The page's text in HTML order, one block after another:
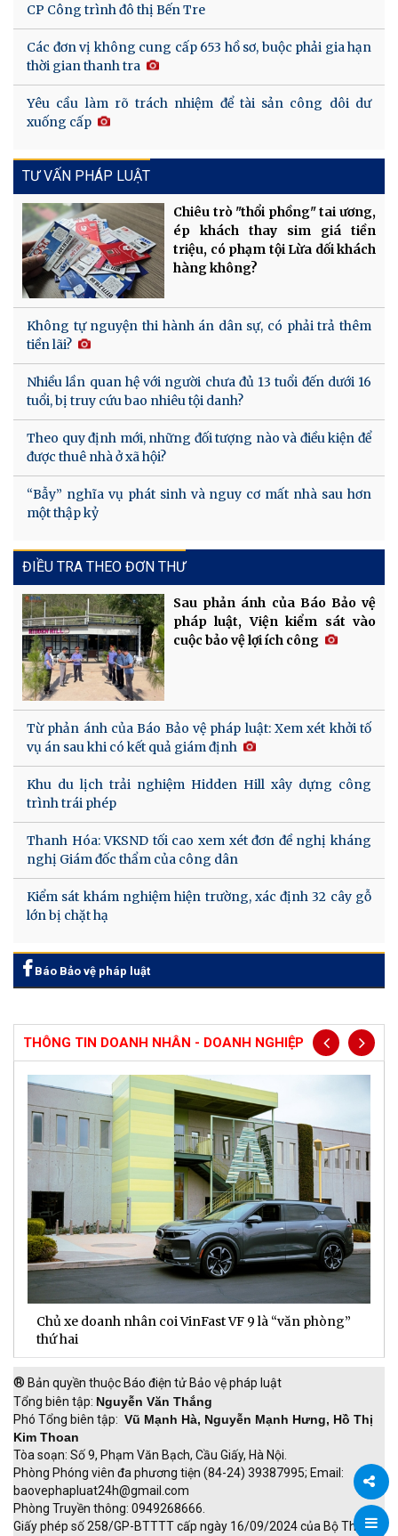
Chia
CP Công trình đô thị Bến Tre
Các đơn vị không cung cấp 653 hồ sơ, buộc phải gia hạn
thời gian thanh tra
Yêu cầu làm rõ trách nhiệm để tài sản công dôi dư
xuống cấp
TƯ VẤN PHÁP LUẬT
Chiêu trò "thổi phồng" tai ương,
ép khách thay sim giá tiền
triệu, có phạm tội Lừa dối khách
hàng không?
Không tự nguyện thi hành án dân sự, có phải trả thêm
tiền lãi?
Nhiều lần quan hệ với người chưa đủ 13 tuổi đến dưới 16
tuổi, bị truy cứu bao nhiêu tội danh?
Theo quy định mới, những đối tượng nào và điều kiện để
được thuê nhà ở xã hội?
“Bẫy” nghĩa vụ phát sinh và nguy cơ mất nhà sau hơn
một thập kỷ
ĐIỀU TRA THEO ĐƠN THƯ
Sau phản ánh của Báo Bảo vệ
pháp luật, Viện kiểm sát vào
cuộc bảo vệ lợi ích công
Từ phản ánh của Báo Bảo vệ pháp luật: Xem xét khởi tố
vụ án sau khi có kết quả giám định
Khu du lịch trải nghiệm Hidden Hill xây dựng công
trình trái phép
Thanh Hóa: VKSND tối cao xem xét đơn đề nghị kháng
nghị Giám đốc thẩm của công dân
Kiểm sát khám nghiệm hiện trường, xác định 32 cây gỗ
lớn bị chặt hạ
Báo Bảo vệ pháp luật
THÔNG TIN DOANH NHÂN - DOANH NGHIỆP
Chủ xe doanh nhân coi VinFast VF 9 là “văn phòng”
thứ hai
® Bản quyền thuộc Báo điện tử Bảo vệ pháp luật
Tổng biên tập: Nguyễn Văn Thắng
Phó Tổng biên tập: Vũ Mạnh Hà, Nguyễn Mạnh Hưng, Hồ Thị
Kim Thoan
Tòa soạn: Số 9, Phạm Văn Bạch, Cầu Giấy, Hà Nội.
Phòng Phóng viên đa phương tiện (84-24) 39387995; Email:
baovephapluat24h@gmail.com
Phòng Truyền thông: 0949268666.
Giấy phép số 258/GP-BTTTT cấp ngày 16/09/2024 của Bộ Thông